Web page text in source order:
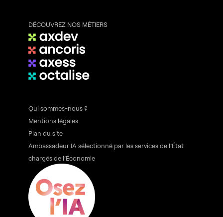
DÉCOUVREZ NOS MÉTIERS
Qui sommes-nous ?
Mentions légales
Plan du site
Ambassadeur IA sélectionné par les services de l’État
chargés de l’Économie